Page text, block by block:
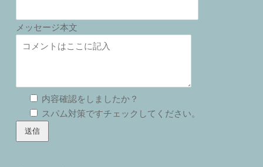
メッセージ本文
内容確認をしましたか？
スパム対策ですチェックしてください。